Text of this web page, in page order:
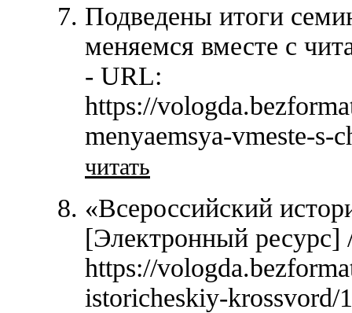
Подведены итоги
меняемся вместе с
- URL:
https://
menyaemsya-vmeste-s-
читать
«Всероссийский
[Электронный
https://
istoricheskiy-krossvord/